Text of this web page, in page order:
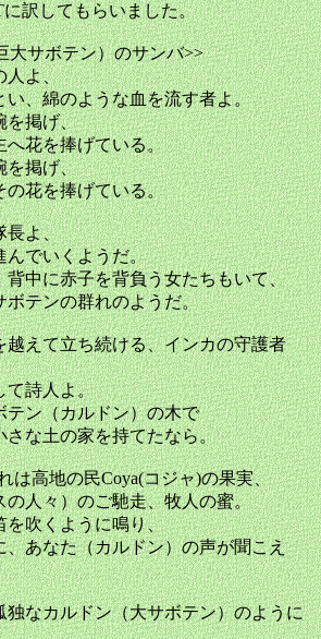
に訳してもらいました。
大サボテン）のサンバ>>
人よ、
い、綿のような血を流す者よ。
を掲げ、
へ花を捧げている。
を掲げ、
の花を捧げている。
長よ、
んでいくようだ。
背中に赤子を背負う女たちもいて、
ボテンの群れのようだ。
越えて立ち続ける、インカの守護者
て詩人よ。
テン（カルドン）の木で
さな土の家を持てたなら。
は高地の民Coya(コジャ)の果実、
の人々）のご馳走、牧人の蜜。
を吹くように鳴り、
、あなた（カルドン）の声が聞こえ
独なカルドン（大サボテン）のように